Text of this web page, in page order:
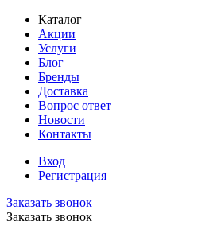
Каталог
Акции
Услуги
Блог
Бренды
Доставка
Вопрос ответ
Новости
Контакты
Вход
Регистрация
Заказать звонок
Заказать звонок